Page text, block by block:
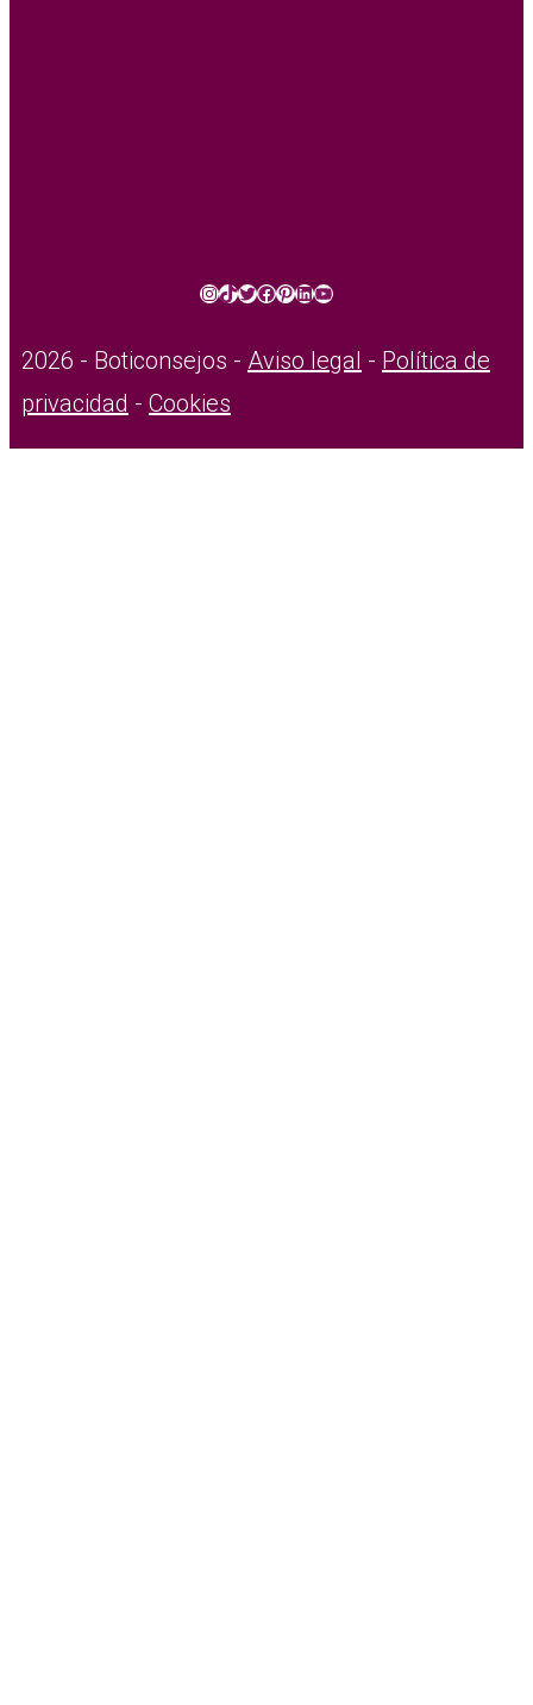
Instagram
TikTok
Twitter
Facebook
Pinterest
LinkedIn
YouTube
2026 - Boticonsejos - Aviso legal - Política de
privacidad - Cookies